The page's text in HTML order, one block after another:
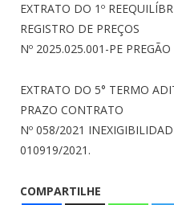
EXTRATO DO 1º
REGISTRO DE PREÇOS
Nº 2025.025.001-PE
EXTRATO DO 5° TERMO
PRAZO CONTRATO
Nº 058/2021
010919/2021.
COMPARTILHE